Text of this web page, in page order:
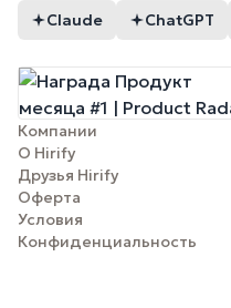
Claude ChatGPT
Компании
О Hirify
Друзья Hirify
Оферта
Условия
Конфиденциальность